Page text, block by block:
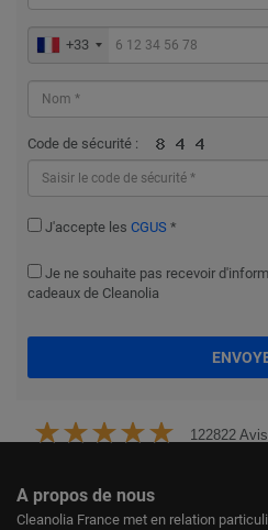
+33
Code de sécurité :
J'accepte les CGUS *
Je ne souhaite pas recevoir
cadeaux de Cleanolia
122822 Avis
A propos de nous
Cleanolia France met en relation